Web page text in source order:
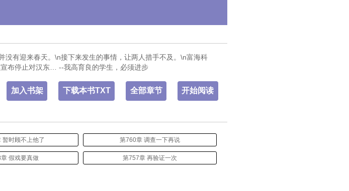
没有迎来春天。\n接下来发生的事情，让两人措手不及。\n富海科
布停止对汉东… --我高育良的学生，必须进步
开始阅读
全部章节
下载本书TXT
加入书架
暂时顾不上他了 第760章 调查一下再说
假戏要真做 第757章 再验证一次